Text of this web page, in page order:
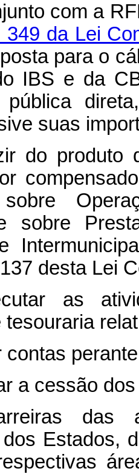
com a
349 da Lei
para o
IBS e da
pública
suas
do produto
sobre
desta Lei
as
tesouraria
contas
a cessão
das
Estados,